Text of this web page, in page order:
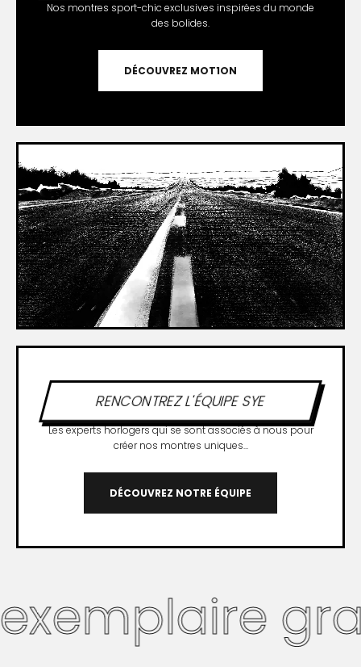
Nos montres sport-chic exclusives inspirées du monde
des bolides.
DÉCOUVREZ MOT1ON
RENCONTREZ L'ÉQUIPE SYE
Les experts horlogers qui se sont associés à nous pour
créer nos montres uniques...
DÉCOUVREZ NOTRE ÉQUIPE